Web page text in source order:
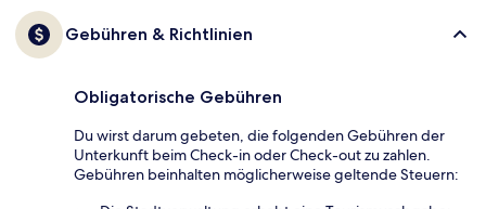
Gebühren & Richtlinien
Obligatorische Gebühren
Du wirst darum gebeten, die folgenden Gebühren der
Unterkunft beim Check-in oder Check-out zu zahlen.
Gebühren beinhalten möglicherweise geltende Steuern: